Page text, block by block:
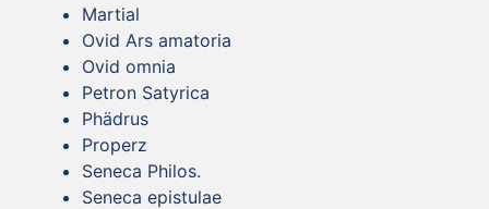
Martial
Ovid Ars amatoria
Ovid omnia
Petron Satyrica
Phädrus
Properz
Seneca Philos.
Seneca epistulae